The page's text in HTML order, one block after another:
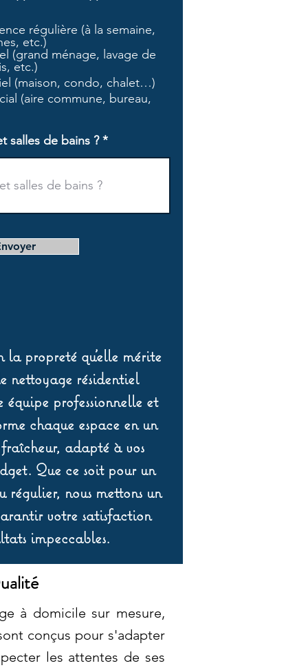
i
a
o
i
régulière (à la semaine,
etc.)
(grand ménage, lavage de
etc.)
(maison, condo, chalet…)
(aire commune, bureau,
salles de bains ?
propreté qu’elle mérite
nettoyage résidentiel
professionnelle et
chaque espace en un
adapté à vos
Que ce soit pour un
régulier, nous mettons un
votre satisfaction
impeccables.
à domicile sur mesure,
conçus pour s'adapter
les attentes de ses